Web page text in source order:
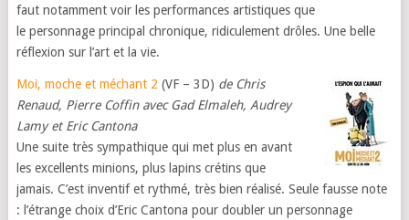
faut notamment voir les performances artistiques que
le personnage principal chronique, ridiculement drôles. Une belle
réflexion sur l’art et la vie.
Moi, moche et méchant 2 (VF – 3D) de Chris
Renaud, Pierre Coffin avec Gad Elmaleh, Audrey
Lamy et Eric Cantona
Une suite très sympathique qui met plus en avant
les excellents minions, plus lapins crétins que
jamais. C’est inventif et rythmé, très bien réalisé. Seule fausse note
: l’étrange choix d’Eric Cantona pour doubler un personnage